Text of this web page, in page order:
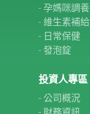
孕媽咪調養
維生素補給
日常保健
發泡錠
投資人專區
公司概況
財務資訊